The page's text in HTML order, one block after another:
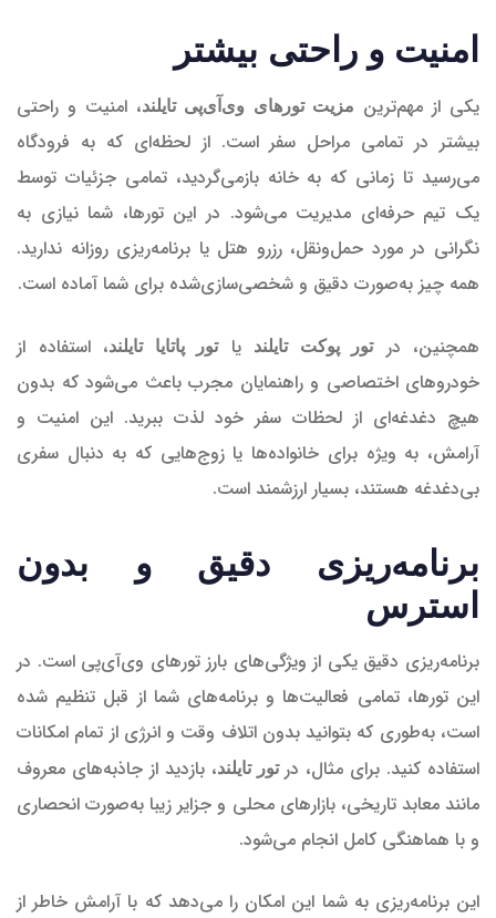
امنیت و راحتی بیشتر
یکی از مهم‌ترین مزیت تورهای وی‌آی‌پی تایلند، امنیت و راحتی
بیشتر در تمامی مراحل سفر است. از لحظه‌ای که به فرودگاه
می‌رسید تا زمانی که به خانه بازمی‌گردید، تمامی جزئیات توسط
یک تیم حرفه‌ای مدیریت می‌شود. در این تورها، شما نیازی به
نگرانی در مورد حمل‌ونقل، رزرو هتل یا برنامه‌ریزی روزانه ندارید.
همه چیز به‌صورت دقیق و شخصی‌سازی‌شده برای شما آماده است.
همچنین، درتور پوکت تایلند یاتور پاتایا تایلند، استفاده از
خودروهای اختصاصی و راهنمایان مجرب باعث می‌شود که بدون
هیچ دغدغه‌ای از لحظات سفر خود لذت ببرید. این امنیت و
آرامش، به ویژه برای خانواده‌ها یا زوج‌هایی که به دنبال سفری
بی‌دغدغه هستند، بسیار ارزشمند است.
برنامه‌ریزی دقیق و بدون
استرس
برنامه‌ریزی دقیق یکی از ویژگی‌های بارز تورهای وی‌آی‌پی است. در
این تورها، تمامی فعالیت‌ها و برنامه‌های شما از قبل تنظیم شده
است، به‌طوری که بتوانید بدون اتلاف وقت و انرژی از تمام امکانات
استفاده کنید. برای مثال، درتور تایلند، بازدید از جاذبه‌های معروف
مانند معابد تاریخی، بازارهای محلی و جزایر زیبا به‌صورت انحصاری
و با هماهنگی کامل انجام می‌شود.
این برنامه‌ریزی به شما این امکان را می‌دهد که با آرامش خاطر از